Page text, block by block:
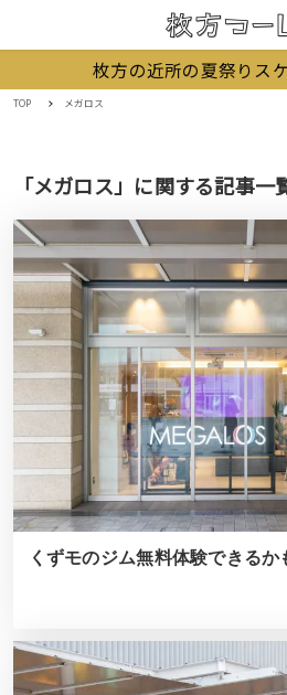
枚方の近所の夏祭りス
TOP メガロス
「メガロス」に関する記事一
くずモのジム無料体験できるか